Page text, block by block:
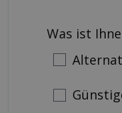
Was ist